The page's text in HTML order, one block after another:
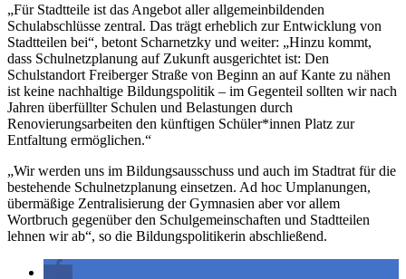
„Für Stadtteile ist das Angebot aller allgemeinbildenden
Schulabschlüsse zentral. Das trägt erheblich zur Entwicklung von
Stadtteilen bei“, betont Scharnetzky und weiter: „Hinzu kommt,
dass Schulnetzplanung auf Zukunft ausgerichtet ist: Den
Schulstandort Freiberger Straße von Beginn an auf Kante zu nähen
ist keine nachhaltige Bildungspolitik – im Gegenteil sollten wir nach
Jahren überfüllter Schulen und Belastungen durch
Renovierungsarbeiten den künftigen Schüler*innen Platz zur
Entfaltung ermöglichen.“
„Wir werden uns im Bildungsausschuss und auch im Stadtrat für die
bestehende Schulnetzplanung einsetzen. Ad hoc Umplanungen,
übermäßige Zentralisierung der Gymnasien aber vor allem
Wortbruch gegenüber den Schulgemeinschaften und Stadtteilen
lehnen wir ab“, so die Bildungspolitikerin abschließend.